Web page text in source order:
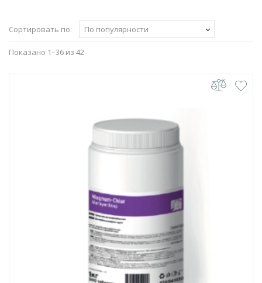
Сортировать по: По популярности
Показано 1–36 из 42